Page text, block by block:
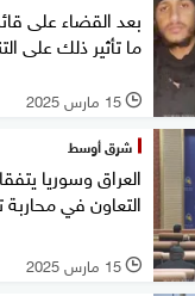
بعد القضاء على
ما تأثير ذلك على
l 15 مارس 2025
شرق أوسط
العراق وسوريا
التعاون في
l 15 مارس 2025